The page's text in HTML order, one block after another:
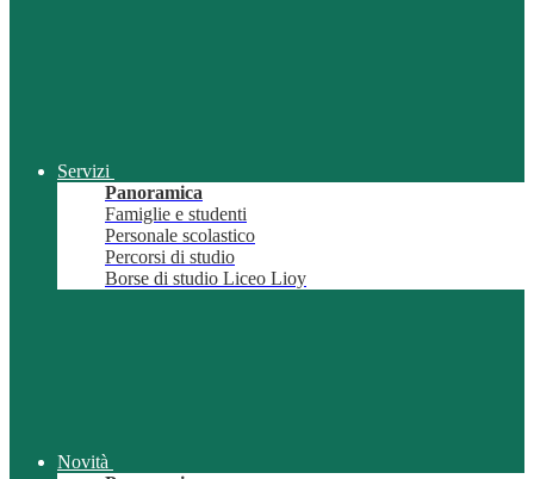
Servizi
Panoramica
Famiglie e studenti
Personale scolastico
Percorsi di studio
Borse di studio Liceo Lioy
Novità